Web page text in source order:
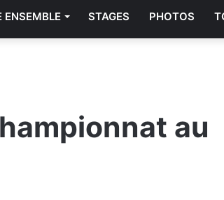
ENSEMBLE STAGES PHOTOS
au